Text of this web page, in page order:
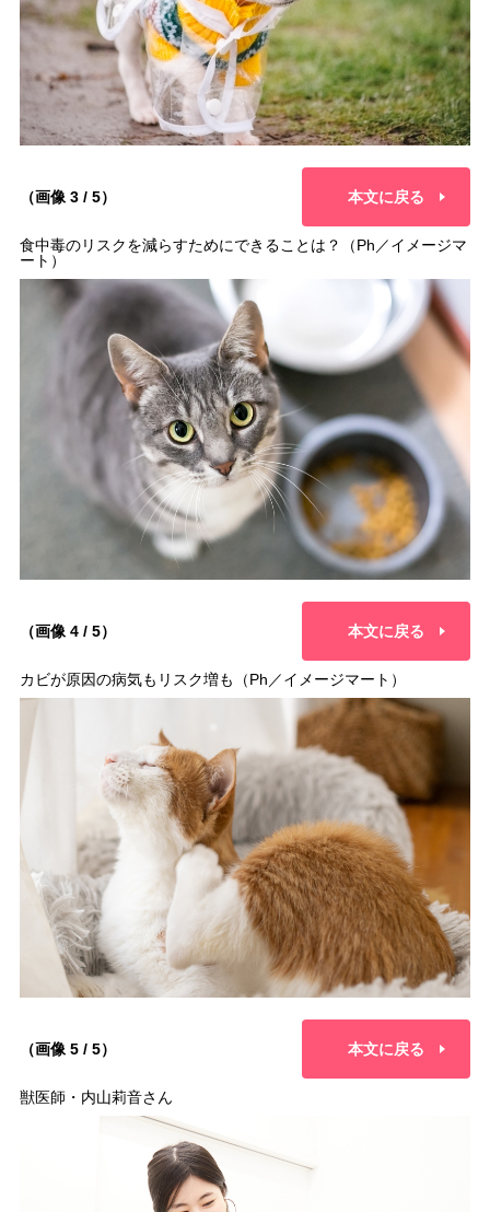
（画像 3 / 5） 本文に戻る
食中毒のリスクを減らすためにできることは？（Ph／イメージマ
ート）
（画像 4 / 5） 本文に戻る
カビが原因の病気もリスク増も（Ph／イメージマート）
（画像 5 / 5） 本文に戻る
獣医師・内山莉音さん